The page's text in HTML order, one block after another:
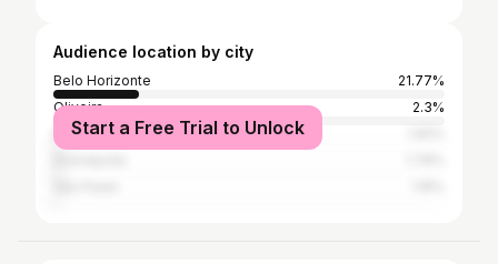
Audience location by city
Belo Horizonte
21.77%
Oliveira
2.3%
Itaúna
Start a Free Trial to Unlock